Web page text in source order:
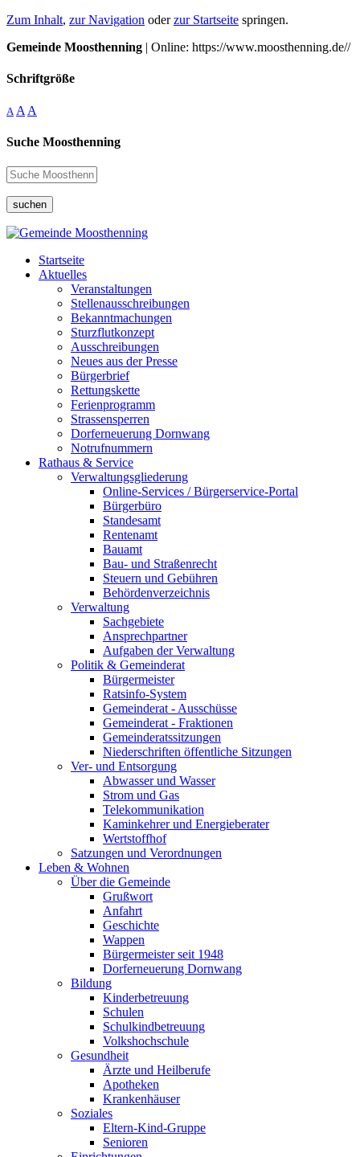
Zum Inhalt, zur Navigation oderzur Startseite springen.
Gemeinde Moosthenning | Online: https://www.moosthenning.de//
Schriftgröße
A A A
Suche Moosthenning
suchen
Startseite
Aktuelles
Veranstaltungen
Stellenausschreibungen
Bekanntmachungen
Sturzflutkonzept
Ausschreibungen
Neues aus der Presse
Bürgerbrief
Rettungskette
Ferienprogramm
Strassensperren
Dorferneuerung Dornwang
Notrufnummern
Rathaus & Service
Verwaltungsgliederung
Online-Services / Bürgerservice-Portal
Bürgerbüro
Standesamt
Rentenamt
Bauamt
Bau- und Straßenrecht
Steuern und Gebühren
Behördenverzeichnis
Verwaltung
Sachgebiete
Ansprechpartner
Aufgaben der Verwaltung
Politik & Gemeinderat
Bürgermeister
Ratsinfo-System
Gemeinderat - Ausschüsse
Gemeinderat - Fraktionen
Gemeinderatssitzungen
Niederschriften öffentliche Sitzungen
Ver- und Entsorgung
Abwasser und Wasser
Strom und Gas
Telekommunikation
Kaminkehrer und Energieberater
Wertstoffhof
Satzungen und Verordnungen
Leben & Wohnen
Über die Gemeinde
Grußwort
Anfahrt
Geschichte
Wappen
Bürgermeister seit 1948
Dorferneuerung Dornwang
Bildung
Kinderbetreuung
Schulen
Schulkindbetreuung
Volkshochschule
Gesundheit
Ärzte und Heilberufe
Apotheken
Krankenhäuser
Soziales
Eltern-Kind-Gruppe
Senioren